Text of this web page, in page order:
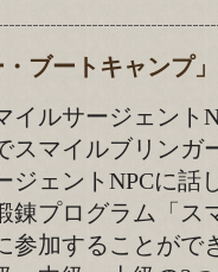
・ブートキャンプ
イルサージェント
スマイルブリンガ
ジェントNPCに話
錬プログラム「ス
参加することがで